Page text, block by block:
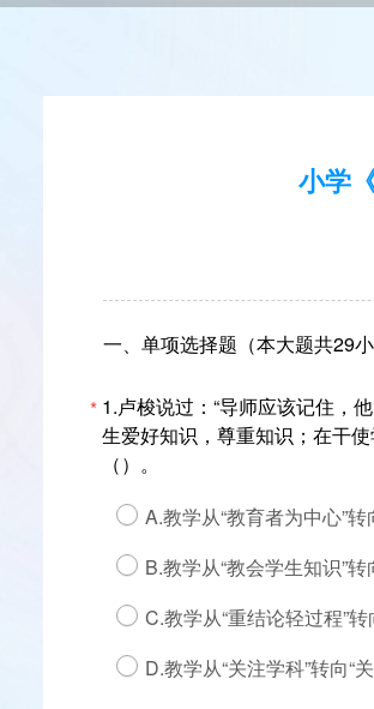
小学
一、单项选择题（本大题共29
* 1.卢梭说过：“导师应该记住，
生爱好知识，尊重知识；在干
（）。
A.教学从“教育者为中心”转
B.教学从“教会学生知识”转
C.教学从“重结论轻过程”
D.教学从“关注学科”转向“